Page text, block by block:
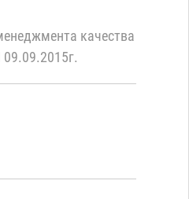
качества